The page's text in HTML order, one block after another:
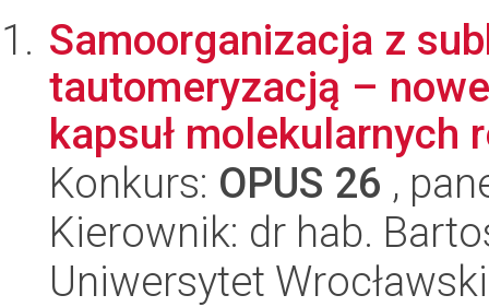
Samoorganizacja z
tautomeryzacją –
kapsuł molekularnych
Konkurs: OPUS 26 ,
Kierownik: dr hab.
Uniwersytet